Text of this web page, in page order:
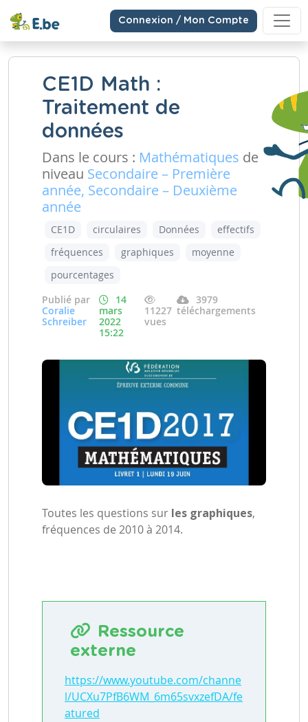
Connexion / Mon Compte
CE1D Math :
Traitement de
données
Dans le cours : Mathématiques de
niveau Secondaire – Première
année, Secondaire – Deuxième
année
CE1D circulaires Données
effectifs
fréquences
graphiques
moyenne
pourcentages
Publié par
Coralie
Schreiber
14
mars
2022
15:22
11227
vues
3979
téléchargements
Toutes les questions sur les graphiques,
fréquences de 2010 à 2014.
Ressource
externe
https://www.youtube.com/channe
l/UCXu7PfB6WM_6m65svxzefDA/fe
atured